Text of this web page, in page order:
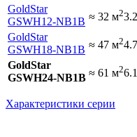
GoldStar
GSWH12-NB1B ≈ 32 м2
GoldStar
GSWH18-NB1B ≈ 47 м2
GoldStar
GSWH24-NB1B ≈ 61 м2
Характеристики серии